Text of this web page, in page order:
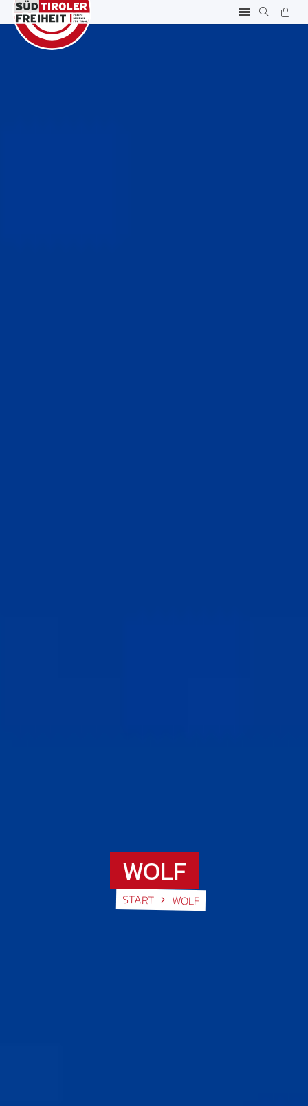
WOLF
START WOLF